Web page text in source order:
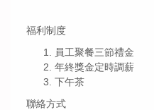
福利制度
員工聚餐三節禮金
年終獎金定時調薪
下午茶
聯絡方式